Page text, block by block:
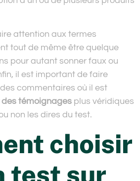
attention aux termes
tout de même être quelque
pour autant sonner faux ou
il est important de faire
commentaires où il est
des témoignages plus véridiques
non les dires du test.
choisir
test sur